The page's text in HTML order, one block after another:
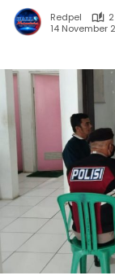
Redpel
14 November